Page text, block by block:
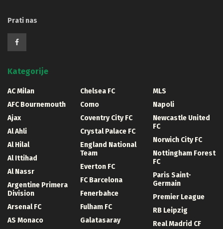
Prati nas
Kategorije
AC Milan
AFC Bournemouth
Ajax
Al Ahli
Al Hilal
Al Ittihad
Al Nassr
Argentine Primera
Division
Arsenal FC
AS Monaco
Chelsea FC
Como
Coventry City FC
Crystal Palace FC
England National
Team
Everton FC
FC Barcelona
Fenerbahce
Fulham FC
Galatasaray
MLS
Napoli
Newcastle United
FC
Norwich City FC
Nottingham Forest
FC
Paris Saint-
Germain
Premier League
RB Leipzig
Real Madrid CF